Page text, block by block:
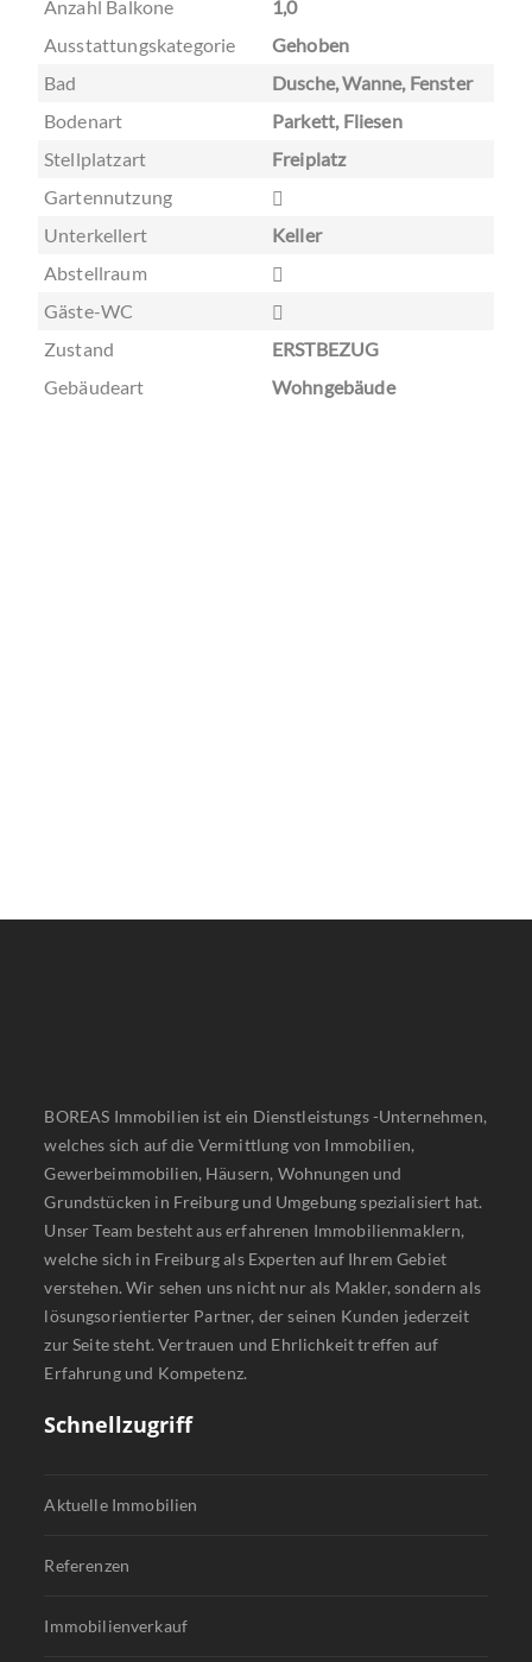
Anzahl Balkone
1,0
Ausstattungskategorie
Gehoben
Bad
Dusche, Wanne, Fenster
Bodenart
Parkett, Fliesen
Stellplatzart
Freiplatz
Gartennutzung
Unterkellert
Keller
Abstellraum
Gäste-WC
Zustand
ERSTBEZUG
Gebäudeart
Wohngebäude
BOREAS Immobilien ist ein Dienstleistungs -Unternehmen,
welches sich auf die Vermittlung von Immobilien,
Gewerbeimmobilien, Häusern, Wohnungen und
Grundstücken in Freiburg und Umgebung spezialisiert hat.
Unser Team besteht aus erfahrenen Immobilienmaklern,
welche sich in Freiburg als Experten auf Ihrem Gebiet
verstehen. Wir sehen uns nicht nur als Makler, sondern als
lösungsorientierter Partner, der seinen Kunden jederzeit
zur Seite steht. Vertrauen und Ehrlichkeit treffen auf
Erfahrung und Kompetenz.
Schnellzugriff
Aktuelle Immobilien
Referenzen
Immobilienverkauf